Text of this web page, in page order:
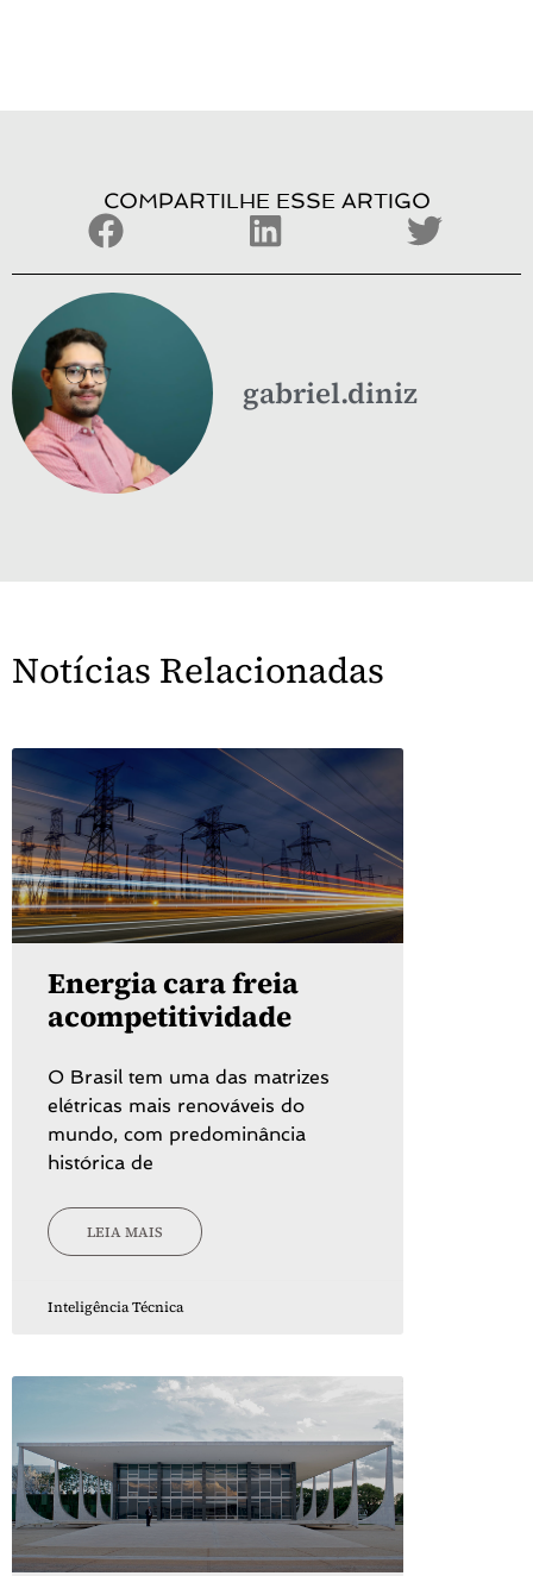
COMPARTILHE ESSE ARTIGO
gabriel.diniz
Notícias Relacionadas
Energia cara freia
acompetitividade
O Brasil tem uma das matrizes
elétricas mais renováveis do
mundo, com predominância
histórica de
LEIA MAIS
Inteligência Técnica